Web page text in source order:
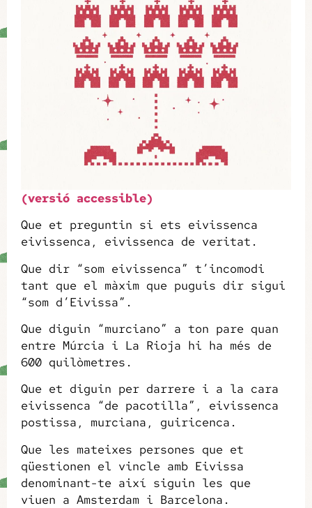
(versió accessible)
Que et preguntin si ets eivissenca
eivissenca, eivissenca de veritat.
Que dir “som eivissenca” t’incomodi
tant que el màxim que puguis dir sigui
“som d’Eivissa”.
Que diguin “murciano” a ton pare quan
entre Múrcia i La Rioja hi ha més de
600 quilòmetres.
Que et diguin per darrere i a la cara
eivissenca “de pacotilla”, eivissenca
postissa, murciana, guiricenca.
Que les mateixes persones que et
qüestionen el vincle amb Eivissa
denominant-te així siguin les que
viuen a Amsterdam i Barcelona.